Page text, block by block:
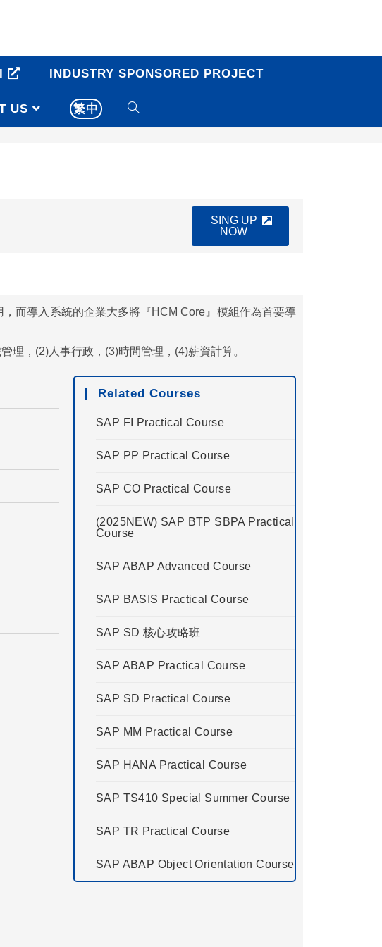
INDUSTRY SPONSORED PROJECT
US 繁中
SING UP
NOW
而導入系統的企業大多將『HCM Core』模組作為首要導
理，(2)人事行政，(3)時間管理，(4)薪資計算。
Related Courses
SAP FI Practical Course
SAP PP Practical Course
SAP CO Practical Course
(2025NEW) SAP BTP SBPA Practical
Course
SAP ABAP Advanced Course
SAP BASIS Practical Course
SAP SD 核心攻略班
SAP ABAP Practical Course
SAP SD Practical Course
SAP MM Practical Course
SAP HANA Practical Course
SAP TS410 Special Summer Course
SAP TR Practical Course
SAP ABAP Object Orientation Course